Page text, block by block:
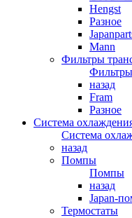
Hengst
Разное
Mann
Фильтры
назад
Fram
Разное
Система
Система
назад
Помпы
Помпы
назад
Japan-
Термостаты